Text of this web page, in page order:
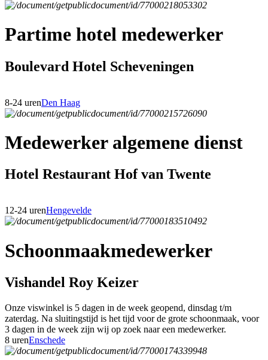
Partime hotel medewerker
Boulevard Hotel Scheveningen
8-24 urenDen Haag
Medewerker algemene dienst
Hotel Restaurant Hof van Twente
12-24 urenHengevelde
Schoonmaakmedewerker
Vishandel Roy Keizer
Onze viswinkel is 5 dagen in de week geopend, dinsdag t/m
zaterdag. Na sluitingstijd is het tijd voor de grote schoonmaak, voor
3 dagen in de week zijn wij op zoek naar een medewerker.
8 urenEnschede